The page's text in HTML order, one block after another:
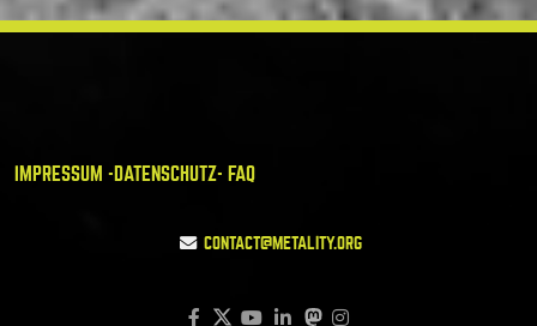
IMPRESSUM -DATENSCHUTZ- FAQ
CONTACT@METALITY.ORG